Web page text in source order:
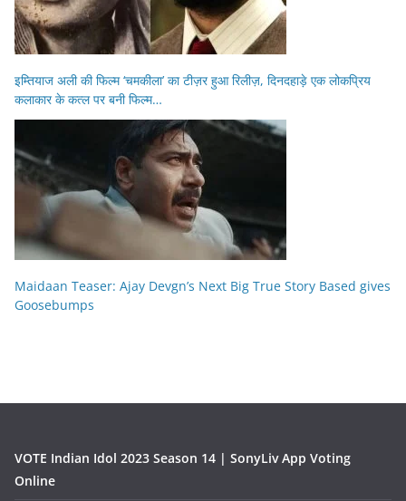
इम्तियाज अली की फिल्म ‘चमकीला’ का टीज़र हुआ रिलीज़, दिनदहाड़े एक लोकप्रिय
कलाकार के कत्ल पर बनी फिल्म…
Maidaan Teaser: Ajay Devgn’s Next Big True Story Based gives
Goosebumps
VOTE Indian Idol 2023 Season 14 | SonyLiv App Voting
Online